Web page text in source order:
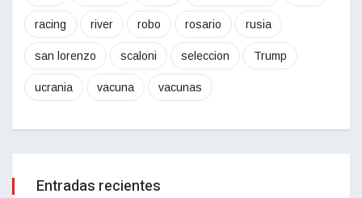
racing river robo rosario rusia
san lorenzo scaloni seleccion Trump
ucrania vacuna vacunas
Entradas recientes